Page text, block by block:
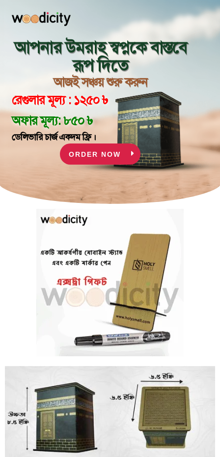
আপনার উমরাহ স্বপ্নকে বাস্তবে
রূপ দিতে
আজই সঞ্চয় শুরু করুন
রেগুলার মূল্য : ১২৫০ ৳
অফার মূল্য: ৮৫০ ৳
ডেলিভারি চার্জ একদম ফ্রি ।
ORDER NOW